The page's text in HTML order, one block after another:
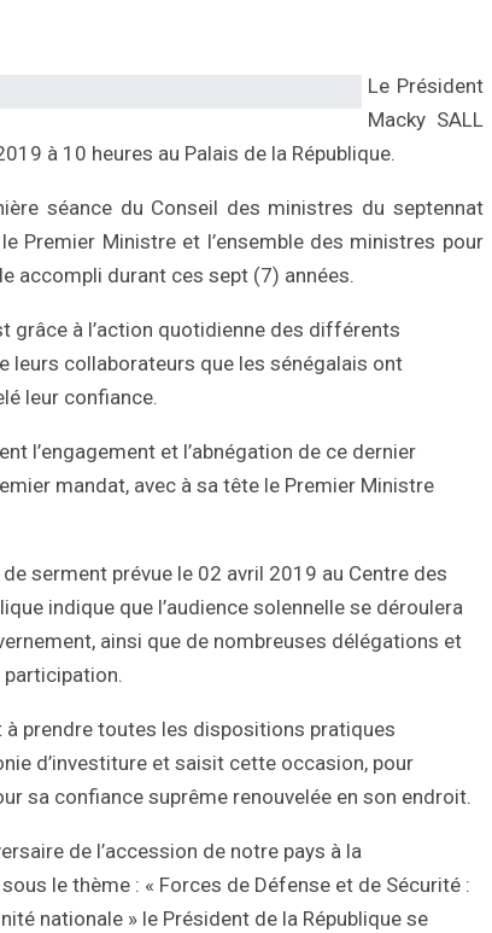
Le Président
Macky SALL
à 10 heures au Palais de la République.
séance du Conseil des ministres du septennat
Premier Ministre et l’ensemble des ministres pour
accompli durant ces sept (7) années.
grâce à l’action quotidienne des différents
leurs collaborateurs que les sénégalais ont
leur confiance.
l’engagement et l’abnégation de ce dernier
mandat, avec à sa tête le Premier Ministre
serment prévue le 02 avril 2019 au Centre des
indique que l’audience solennelle se déroulera
ainsi que de nombreuses délégations et
à prendre toutes les dispositions pratiques
d’investiture et saisit cette occasion, pour
sa confiance suprême renouvelée en son endroit.
de l’accession de notre pays à la
le thème : « Forces de Défense et de Sécurité :
nationale » le Président de la République se